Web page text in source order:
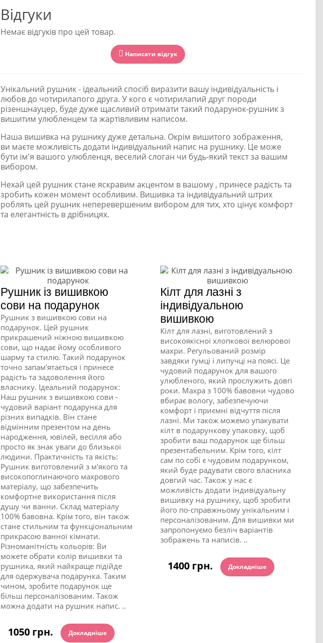
Відгуки
Немає відгуків про цей товар.
Написати відгук
Унікальний рушник - ідеальний спосіб виразити вашу індивідуальність і
любов до чотирилапого друга. У кого є чотирилапий друг породи
різеншнауцер, буде дуже щасливий отримати такий подарунок-рушник з
вишитим улюбленцем та жартівливим написом.
Наша вишивка на рушнику дуже детальна. Окрім вишитого зображення,
ви маєте можливість додати індивідуальний напис на рушнику. Це може
бути ім'я вашого улюбленця, веселий слоган чи будь-який текст за вашим
вибором.
Нехай цей рушник стане яскравим акцентом в вашому , принесе радість та
зробить кожен момент особливим. Вишивка та індивідуальний штрих
роблять цей рушник неперевершеним вибором для тих, хто цінує комфорт
та елегантність в дрібницях.
Рушник із вишивкою
сови на подарунок
Рушник з вишивкою сови на
подарунок. Цей рушник
прикрашений ніжною вишивкою
сови, що надає йому особливого
шарму та стилю. Такий подарунок
точно запам'ятається і принесе
радість та задоволення його
власнику. Ідеальний подарунок:
Наш рушник з вишивкою сови -
чудовий варіант подарунка для
різних випадків. Він стане
відмінним презентом на день
народження, ювілей, весілля або
просто як знак уваги до близької
людини. Практичність та якість:
Рушник виготовлений з м'якого та
високопоглинаючого махрового
матеріалу, що забезпечить
комфортне використання після
душу чи ванни. Склад матеріалу
100% бавовна. Крім того, він також
стане стильним та функціональним
прикрасою ванної кімнати.
Різноманітність кольорів: Ви
можете обрати колір вишивки та
рушника, який найкраще підійде
для одержувача подарунка. Таким
чином, зробите подарунок ще
більш персоналізованим. Також
можна додати на рушник напис. ..
1050 грн. Докладніше
Кілт для лазні з
індивідуальною
вишивкою
Кілт для лазні, виготовлений з
високоякісної хлопкової велюрової
махри. Регульований розмір
завдяки гумці і липучці на поясі. Це
чудовий подарунок для вашого
улюбленого, який прослужить довгі
роки. Махра з 100% бавовни чудово
вбирає вологу, забезпечуючи
комфорт і приємні відчуття після
лазні. Ми також можемо упакувати
кілт в подарункову упаковку, щоб
зробити ваш подарунок ще більш
презентабельним. Крім того, кілт
сам по собі є чудовим подарунком,
який буде радувати свого власника
довгий час. Також у нас є
можливість додати індивідуальну
вишивку на рушнику, щоб зробити
його по-справжньому унікальним і
персоналізованим. Для вишивки ми
запропонуємо безліч варіантів
зображень та написів. ..
1400 грн. Докладніше